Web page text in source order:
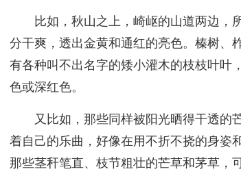
比如，秋山之上，崎岖的山道两边，
分干爽，透出金黄和通红的亮色。榛树、
有各种叫不出名字的矮小灌木的枝枝叶叶
色或深红色。
又比如，那些同样被阳光晒得干透的
着自己的乐曲，好像在用不折不挠的身姿
那些茎秆笔直、枝节粗壮的芒草和茅草，